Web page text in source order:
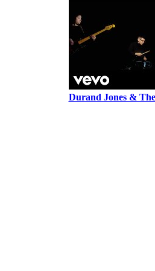
Durand Jones &